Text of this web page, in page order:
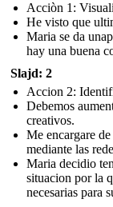
Acciòn 1:
He visto que
Maria se da
hay una buena
Slajd: 2
Accion 2:
Debemos
creativos.
Me encargare
mediante las
Maria decidio
situacion por la
necesarias para